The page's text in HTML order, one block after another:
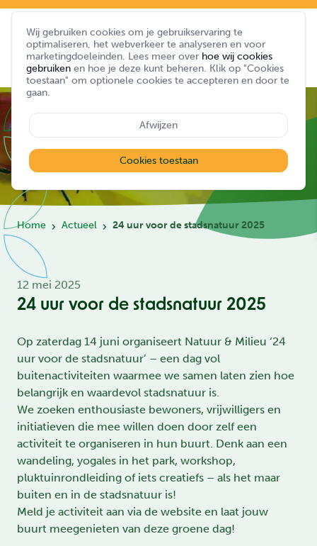
Home Actueel 24 uur voor de stadsnatuur 2025
12 mei 2025
24 uur voor de stadsnatuur 2025
Op zaterdag 14 juni organiseert Natuur & Milieu ‘24
uur voor de stadsnatuur’ – een dag vol
buitenactiviteiten waarmee we samen laten zien hoe
belangrijk en waardevol stadsnatuur is.
We zoeken enthousiaste bewoners, vrijwilligers en
initiatieven die mee willen doen door zelf een
activiteit te organiseren in hun buurt. Denk aan een
wandeling, yogales in het park, workshop,
pluktuinrondleiding of iets creatiefs – als het maar
buiten en in de stadsnatuur is!
Meld je activiteit aan via de website en laat jouw
buurt meegenieten van deze groene dag!
Wij gebruiken cookies om je gebruikservaring te
optimaliseren, het webverkeer te analyseren en voor
marketingdoeleinden. Lees meer over hoe wij cookies
gebruiken en hoe je deze kunt beheren. Klik op "Cookies
toestaan" om optionele cookies te accepteren en door te
gaan.
Afwijzen
Cookies toestaan